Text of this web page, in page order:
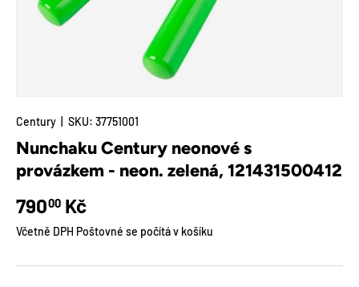
Century SKU: 37751001
Nunchaku Century neonové s
provázkem - neon. zelená, 121431500412
Běžná cena
79000 Kč
Včetně DPH Poštovné se počítá v košíku